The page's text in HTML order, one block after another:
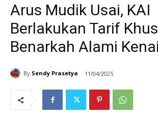
Arus Mudik Usai, KAI
Berlakukan Tarif
Benarkah Alami
By Sendy Prasetya 11/04/2025